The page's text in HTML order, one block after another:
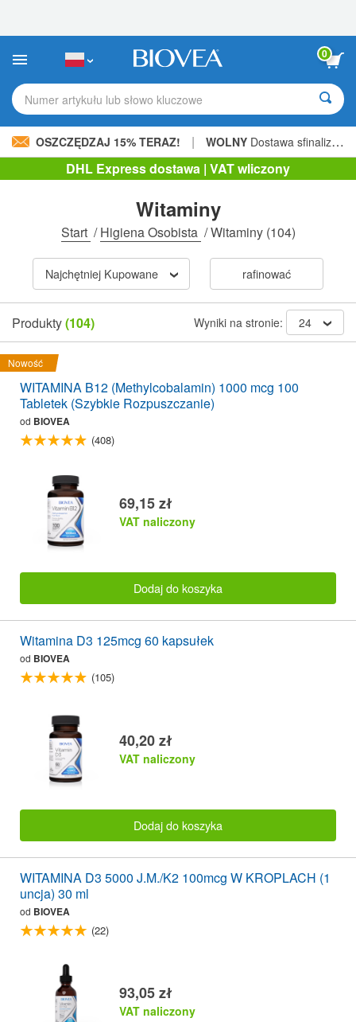
strona
internetowa
zawiera
ułatwień
dostępu.
0
Numer artykułu lub słowo kluczowe
OSZCZĘDZAJ 15% TERAZ! | WOLNY Dostawa sfinalizowana 206,00 zł »
DHL Express dostawa | VAT wliczony
Witaminy
Start /Higiena Osobista /Witaminy(104)
Najchętniej Kupowane rafinować
Produkty(104) Wyniki na stronie: 24
Nowość
WITAMINA B12 (Methylcobalamin) 1000 mcg 100
Tabletek (Szybkie Rozpuszczanie)
od BIOVEA
(408)
69,15 zł
VAT naliczony
Dodaj do koszyka
Witamina D3 125mcg 60 kapsułek
od BIOVEA
(105)
40,20 zł
VAT naliczony
Dodaj do koszyka
WITAMINA D3 5000 J.M./K2 100mcg W KROPLACH (1
uncja) 30 ml
od BIOVEA
(22)
93,05 zł
VAT naliczony